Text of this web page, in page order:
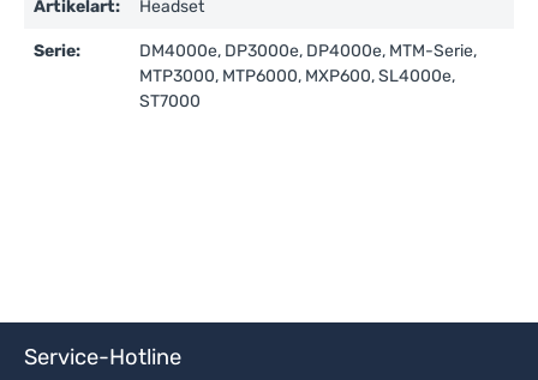
Artikelart: Headset
Serie:
DM4000e, DP3000e, DP4000e, MTM-Serie,
MTP3000, MTP6000, MXP600, SL4000e,
ST7000
Service-Hotline